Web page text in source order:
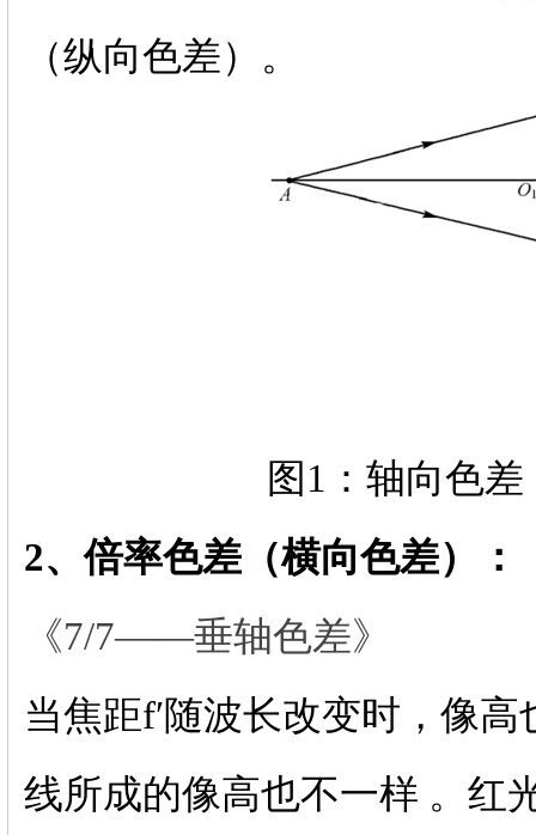
（纵向色差）。
图1：轴向色
2、倍率色差（横向色差）：
《7/7——垂轴色差》
当焦距f′随波长改变时，像
线所成的像高也不一样 。红